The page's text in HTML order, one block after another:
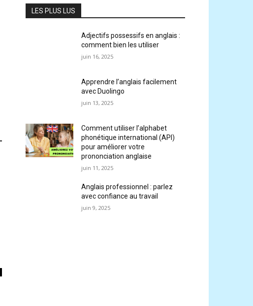
LES PLUS LUS
Adjectifs possessifs en anglais :
comment bien les utiliser
juin 16, 2025
Apprendre l’anglais facilement
avec Duolingo
juin 13, 2025
Comment utiliser l’alphabet
phonétique international (API)
pour améliorer votre
prononciation anglaise
juin 11, 2025
Anglais professionnel : parlez
avec confiance au travail
juin 9, 2025